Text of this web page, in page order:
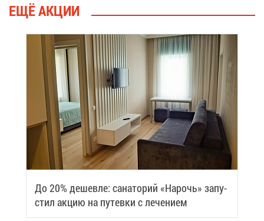
ЕЩЁ АК­ЦИИ
До 20% де­шев­ле: са­на­то­рий «На­рочь» за­пу­
стил ак­цию на пу­тев­ки с ле­че­ни­ем